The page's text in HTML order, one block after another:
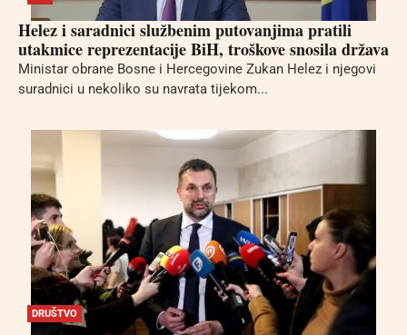
Helez i saradnici službenim putovanjima pratili
utakmice reprezentacije BiH, troškove snosila država
Ministar obrane Bosne i Hercegovine Zukan Helez i njegovi
suradnici u nekoliko su navrata tijekom...
DRUŠTVO